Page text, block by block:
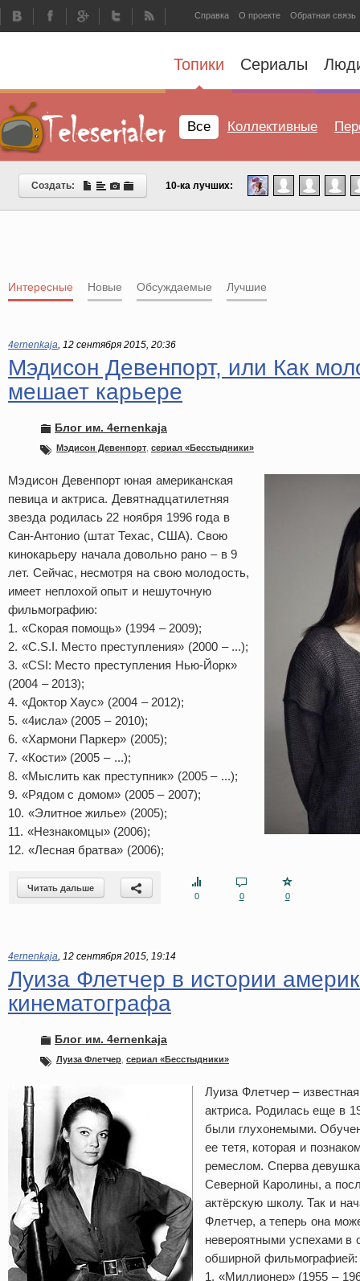
Справка О проекте Обратная связь
Топики Сериалы
Все Коллективные
Создать: 10-ка лучших:
Интересные Новые Обсуждаемые Лучшие
4ernenkaja, 12 сентября 2015, 20:36
Мэдисон Девенпорт, или Как
мешает карьере
Блог им. 4ernenkaja
Мэдисон Девенпорт сериал «Бесстыдники»
Мэдисон Девенпорт юная американская
певица и актриса. Девятнадцатилетняя
звезда родилась 22 ноября 1996 года в
Сан-Антонио (штат Техас, США). Свою
кинокарьеру начала довольно рано – в 9
лет. Сейчас, несмотря на свою молодость,
имеет неплохой опыт и нешуточную
фильмографию:
1. «Скорая помощь» (1994 – 2009);
2. «C.S.I. Место преступления» (2000 – ...);
3. «CSI: Место преступления Нью-Йорк»
(2004 – 2013);
4. «Доктор Хаус» (2004 – 2012);
5. «4исла» (2005 – 2010);
6. «Хармони Паркер» (2005);
7. «Кости» (2005 – ...);
8. «Мыслить как преступник» (2005 – ...);
9. «Рядом с домом» (2005 – 2007);
10. «Элитное жилье» (2005);
11. «Незнакомцы» (2006);
12. «Лесная братва» (2006);
Читать дальше
0
0 0
4ernenkaja, 12 сентября 2015, 19:14
Луиза Флетчер в истории
кинематографа
Блог им. 4ernenkaja
Луиза Флетчер сериал «Бесстыдники»
Луиза Флетчер –
актриса. Родилась еще в
были глухонемыми.
ее тетя, которая и
ремеслом. Сперва
Северной Каролины, а
актёрскую школу. Так и
Флетчер, а теперь она
невероятными успехами в
обширной фильмографией:
1. «Миллионер» (1955 –